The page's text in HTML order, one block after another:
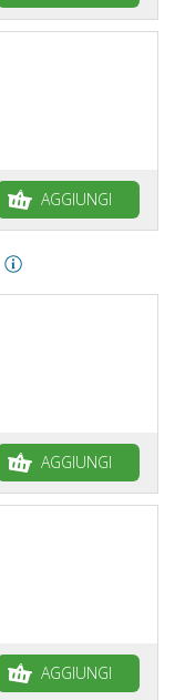
AGGIUNGI
AGGIUNGI
AGGIUNGI